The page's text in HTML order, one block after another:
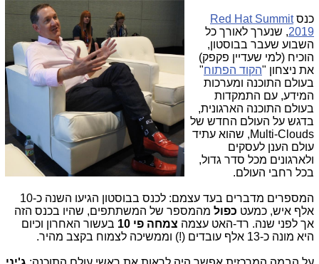
כנסRed Hat Summit
2019, שנערך לאורך כל
השבוע שעבר בבוסטון,
הוכיח (למי שעדיין פקפק)
את ניצחון "הקוד הפתוח"
בעולם התוכנה ומערכות
המידע, עם התמקדות
בעולם התוכנה הארגונית,
בדגש על העולם החדש של
Multi-Clouds, שהוא עתיד
עולם הענן לעסקים
ולארגונים מכל סדר גדול,
בכל רחבי העולם.
המספרים מדברים בעד עצמם: לכנס בבוסטון הגיעו השנה כ-10
אלף איש, כמעט כפול מהמספר של המשתתפים, שהיו בכנס הזה
אך לפני שנה. רד-האט עצמה צמחה פי 10
בעשור האחרון וכיום
היא מונה כ-13 אלף עובדים (!) וממשיכה לצמוח בקצב מהיר.